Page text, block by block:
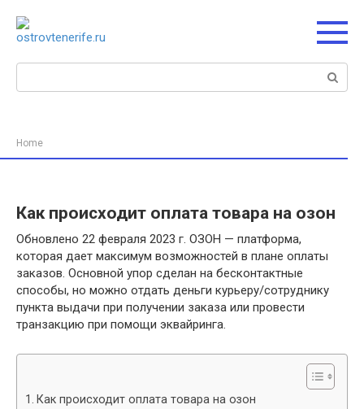
контенту
Поиск:
Home
Как происходит оплата товара на озон
Обновлено 22 февраля 2023 г. ОЗОН — платформа,
которая дает максимум возможностей в плане оплаты
заказов. Основной упор сделан на бесконтактные
способы, но можно отдать деньги курьеру/сотруднику
пункта выдачи при получении заказа или провести
транзакцию при помощи эквайринга.
Как происходит оплата товара на озон